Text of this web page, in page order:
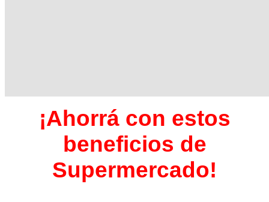
¡Ahorrá con estos
beneficios de
Supermercado!